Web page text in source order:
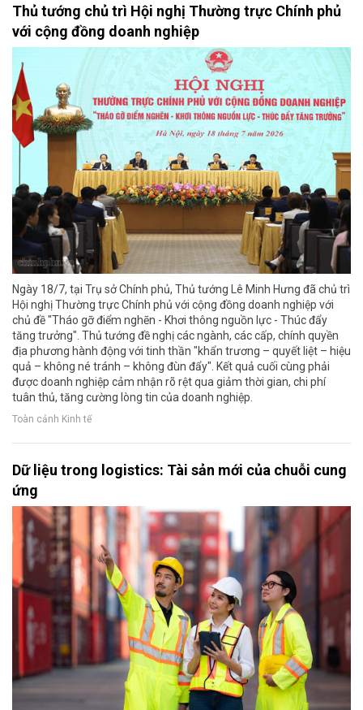
Thủ tướng chủ trì Hội nghị Thường trực Chính phủ
với cộng đồng doanh nghiệp
Ngày 18/7, tại Trụ sở Chính phủ, Thủ tướng Lê Minh Hưng đã chủ trì
Hội nghị Thường trực Chính phủ với cộng đồng doanh nghiệp với
chủ đề "Tháo gỡ điểm nghẽn - Khơi thông nguồn lực - Thúc đẩy
tăng trưởng". Thủ tướng đề nghị các ngành, các cấp, chính quyền
địa phương hành động với tinh thần "khẩn trương – quyết liệt – hiệu
quả – không né tránh – không đùn đẩy". Kết quả cuối cùng phải
được doanh nghiệp cảm nhận rõ rệt qua giảm thời gian, chi phí
tuân thủ, tăng cường lòng tin của doanh nghiệp.
Toàn cảnh Kinh tế
Dữ liệu trong logistics: Tài sản mới của chuỗi cung
ứng